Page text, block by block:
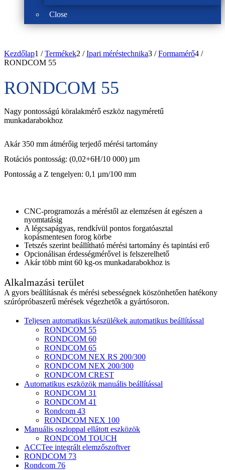
Close
Kezdőlap1 / Termékek2 / Ipari méréstechnika3 / Formamérő4 /
RONDCOM 55
RONDCOM 55
Nagy pontosságú köralakmérő eszköz nagyméretű
munkadarabokhoz
Akár 350 mm átmérőig terjedő mérési tartomány
Rotációs pontosság: (0,02+6H/10 000) µm
Pontosság a Z tengelyen: 0,1 µm/100 mm
CNC-programozás a méréstől az elemzésen át egészen a
nyomtatásig
A légcsapágyas, rendkívül pontos forgatóasztal
kopásmentesen forog körbe
Tetszés szerint beállítható mérési tartomány és tapintási erő
Opcionálisan érdességmérővel is felszerelhető
Akár több mint 60 kg-os munkadarabokhoz is
Alkalmazási terület
A gyors beállításnak és mérési sebességnek köszönhetően hatékony
szúrópróbaszerű mérések végezhetők a gyártósoron.
Teljesen automatikus készülékek automatikus beállítással
RONDCOM 55
RONDCOM 60
RONDCOM 65
RONDCOM NEX RS 200/300
RONDCOM NEX 200/300
RONDCOM CREST
Automatikus eszközök manuális beállítással
RONDCOM 31
RONDCOM 41
Rondcom 43
RONDCOM NEX 100
Manuális oszloppal ellátott eszközök
RONDCOM TOUCH
ACCTee integrált elemzőszoftver
RONDCOM 73
Rondcom 76